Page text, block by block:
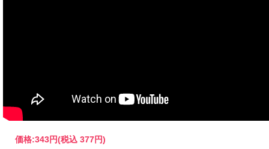
価格:343円(税込 377円)